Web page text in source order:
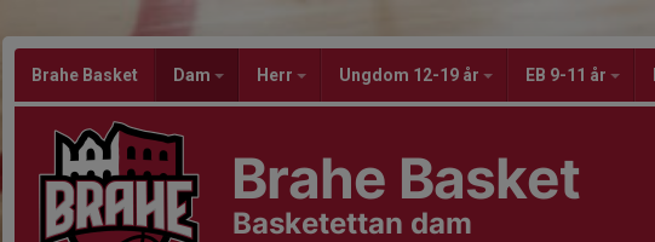
Brahe Basket Dam Herr Ungdom 12-19 år EB 9-11 år
Brahe Basket
Basketettan dam